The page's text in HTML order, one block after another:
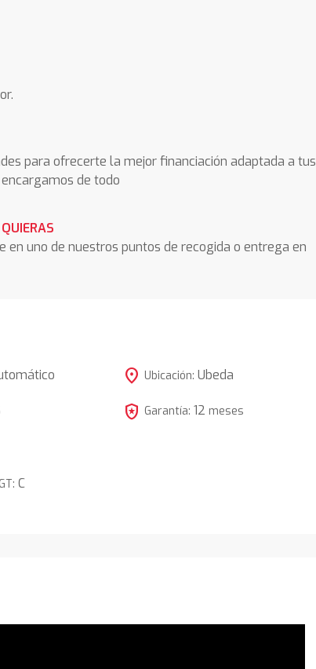
para ofrecerte la mejor financiación adaptada a tus
de todo
uno de nuestros puntos de recogida o entrega en
C
location_on Ubicación: Ubeda
local_police Garantía: 12 meses